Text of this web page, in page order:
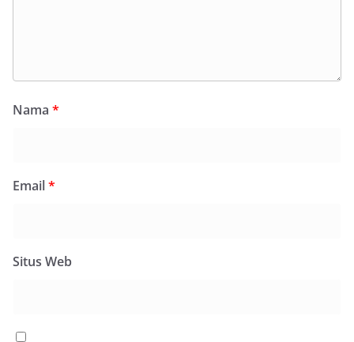
Nama *
Email*
Situs Web